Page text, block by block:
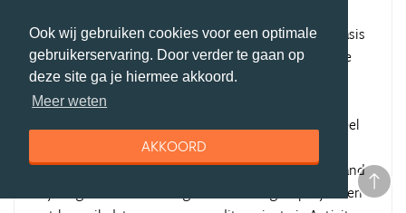
Ook wij gebruiken cookies voor een optimale
gebruikerservaring. Door verder te gaan op
deze site ga je hiermee akkoord.
Meer weten
AKKOORD
accommodatie in een Casa Particular, een goede basis
gekregen voor de taal. De activiteiten gedurende de
week waren super, de partnerorganisatie flexibel en
meewerkend, de weekendtrips iets minder. Dat de
organisatie ook terug gegeven en die stonden geheel
open voor feedback.
Daarna in Colombia terecht gekomen voor een maand
vrijwilligerswerk in Cartagena: wat een gaaf project en